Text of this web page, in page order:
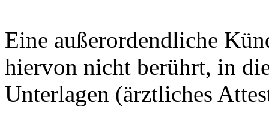
Eine außerordendliche
hiervon nicht berührt, in
Unterlagen (ärztliches